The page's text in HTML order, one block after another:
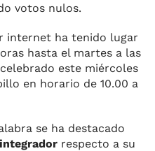
votos nulos.
internet ha tenido lugar
hasta el martes a las
este miércoles
en horario de 10.00 a
se ha destacado
respecto a su